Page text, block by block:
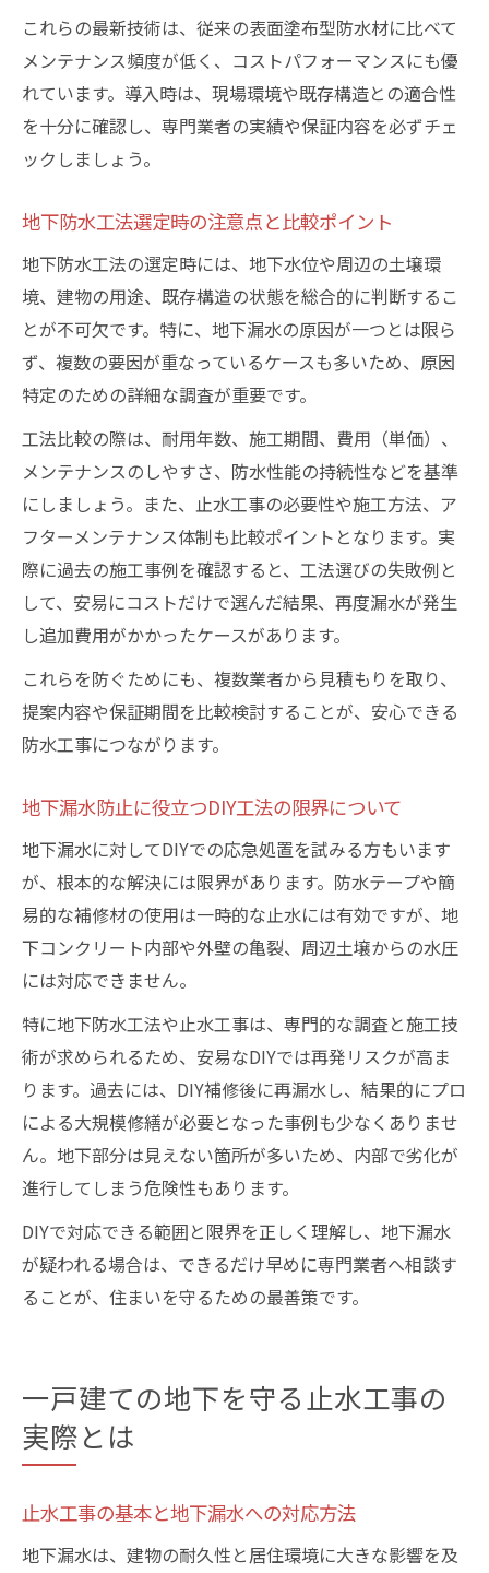
これらの最新技術は、従来の表面塗布型防水材に比べて
メンテナンス頻度が低く、コストパフォーマンスにも優
れています。導入時は、現場環境や既存構造との適合性
を十分に確認し、専門業者の実績や保証内容を必ずチェ
ックしましょう。
地下防水工法選定時の注意点と比較ポイント
地下防水工法の選定時には、地下水位や周辺の土壌環
境、建物の用途、既存構造の状態を総合的に判断するこ
とが不可欠です。特に、地下漏水の原因が一つとは限ら
ず、複数の要因が重なっているケースも多いため、原因
特定のための詳細な調査が重要です。
工法比較の際は、耐用年数、施工期間、費用（単価）、
メンテナンスのしやすさ、防水性能の持続性などを基準
にしましょう。また、止水工事の必要性や施工方法、ア
フターメンテナンス体制も比較ポイントとなります。実
際に過去の施工事例を確認すると、工法選びの失敗例と
して、安易にコストだけで選んだ結果、再度漏水が発生
し追加費用がかかったケースがあります。
これらを防ぐためにも、複数業者から見積もりを取り、
提案内容や保証期間を比較検討することが、安心できる
防水工事につながります。
地下漏水防止に役立つDIY工法の限界について
地下漏水に対してDIYでの応急処置を試みる方もいます
が、根本的な解決には限界があります。防水テープや簡
易的な補修材の使用は一時的な止水には有効ですが、地
下コンクリート内部や外壁の亀裂、周辺土壌からの水圧
には対応できません。
特に地下防水工法や止水工事は、専門的な調査と施工技
術が求められるため、安易なDIYでは再発リスクが高ま
ります。過去には、DIY補修後に再漏水し、結果的にプロ
による大規模修繕が必要となった事例も少なくありませ
ん。地下部分は見えない箇所が多いため、内部で劣化が
進行してしまう危険性もあります。
DIYで対応できる範囲と限界を正しく理解し、地下漏水
が疑われる場合は、できるだけ早めに専門業者へ相談す
ることが、住まいを守るための最善策です。
一戸建ての地下を守る止水工事の
実際とは
止水工事の基本と地下漏水への対応方法
地下漏水は、建物の耐久性と居住環境に大きな影響を及